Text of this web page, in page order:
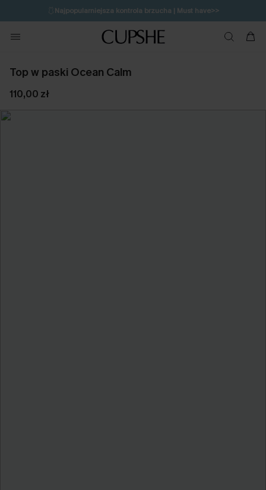
🩱Najpopularniejsza kontrola brzucha | Must have>>
🔥OSTATNIA SZANSA | Do 50% rabatu>>
💌Zapisz się i zyskaj do 20% rabatu>>
Top w paski Ocean Calm
110,00 zł